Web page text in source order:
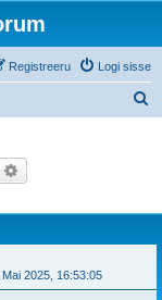
Logi sisse
Registreeru
2025, 16:53:05